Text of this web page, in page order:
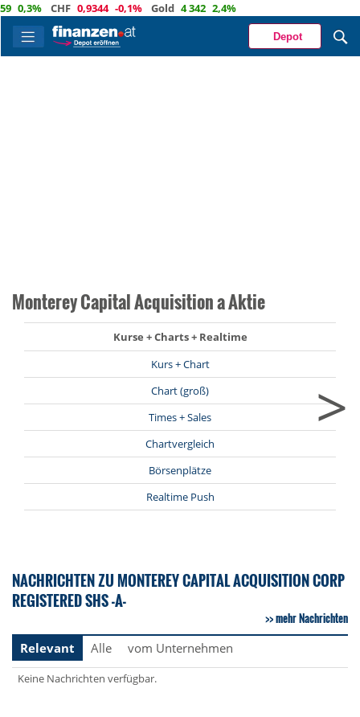
CHF 0,9344 -0,1% Gold 4 342 2,4%
Depot
Monterey Capital Acquisition a Aktie
Kurse + Charts + Realtime
Kurs + Chart
Chart (groß)
Times + Sales
Chartvergleich
Börsenplätze
Realtime Push
>
NACHRICHTEN ZU MONTEREY CAPITAL ACQUISITION CORP
REGISTERED SHS -A-
mehr Nachrichten
Relevant
Alle vom Unternehmen
Keine Nachrichten verfügbar.